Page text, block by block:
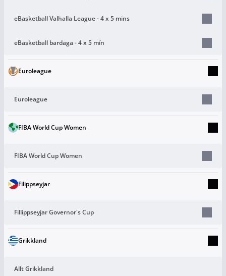
eBasketball Valhalla League - 4 x 5 mins
eBasketball bardaga - 4 x 5 mín
Euroleague
Euroleague
FIBA World Cup Women
FIBA World Cup Women
Filippseyjar
Fillippseyjar Governor's Cup
Grikkland
Allt Grikkland